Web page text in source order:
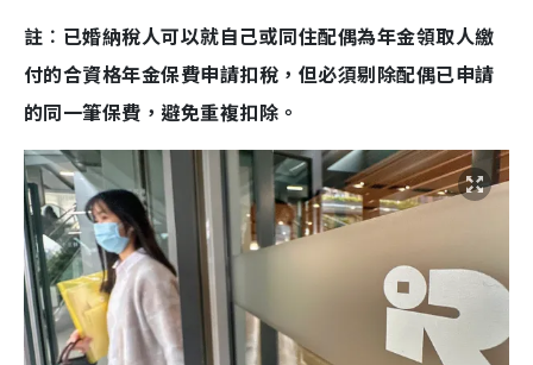
註︰已婚納稅人可以就自己或同住配偶為年金領取人繳
付的合資格年金保費申請扣稅，但必須剔除配偶已申請
的同一筆保費，避免重複扣除。